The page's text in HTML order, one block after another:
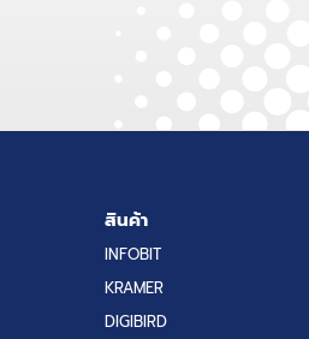
สินค้า
INFOBIT
KRAMER
DIGIBIRD